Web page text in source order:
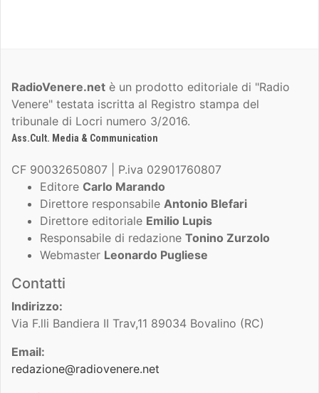
RadioVenere.net è un prodotto editoriale di "Radio
Venere" testata iscritta al Registro stampa del
tribunale di Locri numero 3/2016.
Ass.Cult. Media & Communication
CF 90032650807 | P.iva 02901760807
Editore Carlo Marando
Direttore responsabile Antonio Blefari
Direttore editoriale Emilio Lupis
Responsabile di redazione Tonino Zurzolo
Webmaster Leonardo Pugliese
Contatti
Indirizzo:
Via F.lli Bandiera II Trav,11 89034 Bovalino (RC)
Email:
redazione@radiovenere.net